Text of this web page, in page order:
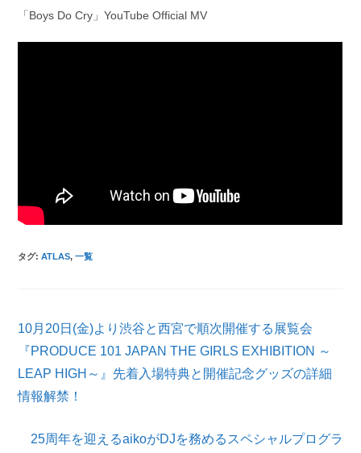
「Boys Do Cry」YouTube Official MV
タグ:ATLAS, 一覧
の
他
の
記
事
10月20日(金)より渋谷と西宮で順次開催する展覧会
『PRODUCE 101 JAPAN THE GIRLS EXHIBITION ～
LEAP HIGH～』先着入場特典と開催記念グッズの詳細
情報解禁！
25周年を迎えるaikoがDJを務めるスペシャルプログラ